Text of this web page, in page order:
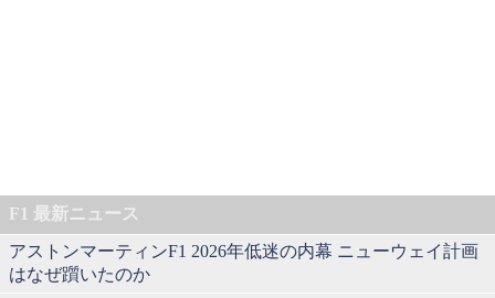
F1 最新ニュース
アストンマーティンF1 2026年低迷の内幕 ニューウェイ計画
はなぜ躓いたのか